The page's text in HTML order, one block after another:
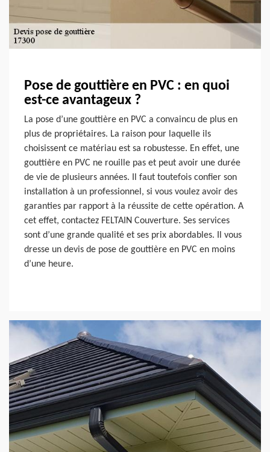
Pose de gouttière en PVC : en quoi
est-ce avantageux ?
La pose d’une gouttière en PVC a convaincu de plus en
plus de propriétaires. La raison pour laquelle ils
choisissent ce matériau est sa robustesse. En effet, une
gouttière en PVC ne rouille pas et peut avoir une durée
de vie de plusieurs années. Il faut toutefois confier son
installation à un professionnel, si vous voulez avoir des
garanties par rapport à la réussite de cette opération. A
cet effet, contactez FELTAIN Couverture. Ses services
sont d’une grande qualité et ses prix abordables. Il vous
dresse un devis de pose de gouttière en PVC en moins
d’une heure.